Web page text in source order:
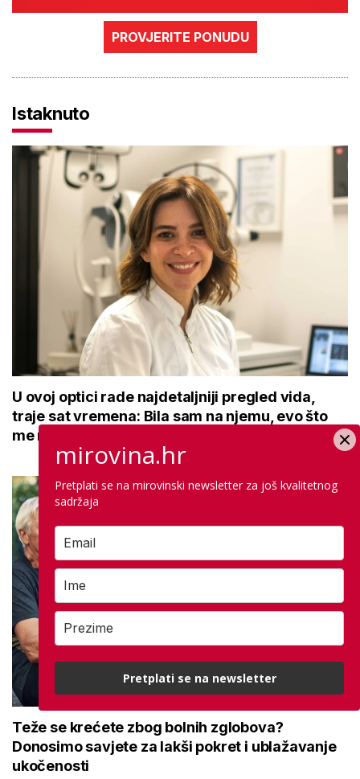
PROVJERITE PONUDU
Istaknuto
U ovoj optici rade najdetaljniji pregled vida,
traje sat vremena: Bila sam na njemu, evo što
me naučio
Teže se krećete zbog bolnih zglobova?
Donosimo savjete za lakši pokret i ublažavanje
ukočenosti
mirovina.hr
Pretplati se na mirovinski newsletter za još kvalitetnog
sadržaja
Pretplati se na newsletter